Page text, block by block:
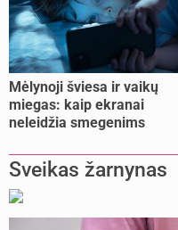
Mėlynoji šviesa ir vaikų
miegas: kaip ekranai
neleidžia smegenims
Sveikas žarnynas